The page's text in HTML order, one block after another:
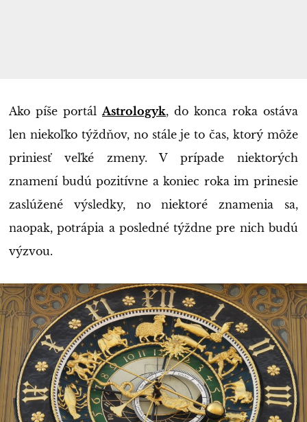
Ako píše portál Astrologyk, do konca roka ostáva
len niekoľko týždňov, no stále je to čas, ktorý môže
priniesť veľké zmeny. V prípade niektorých
znamení budú pozitívne a koniec roka im prinesie
zaslúžené výsledky, no niektoré znamenia sa,
naopak, potrápia a posledné týždne pre nich budú
výzvou.